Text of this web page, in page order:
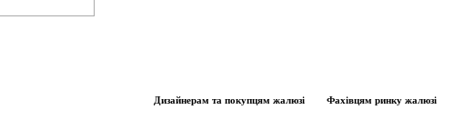
Дизайнерам та покупцям жалюзі Фахівцям ринку жалюзі